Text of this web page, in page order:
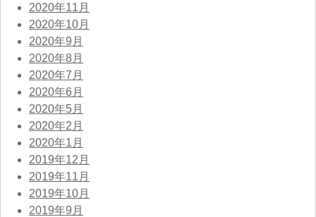
2020年11月
2020年10月
2020年9月
2020年8月
2020年7月
2020年6月
2020年5月
2020年2月
2020年1月
2019年12月
2019年11月
2019年10月
2019年9月